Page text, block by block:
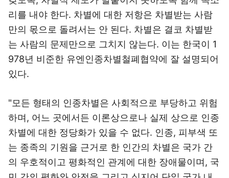
리를 내야 한다. 차별에 대한 저항은 차별받는 사람
만의 몫으로 돌려서는 안 된다. 차별은 결코 차별받
는 사람의 문제만으로 그치지 않는다. 이는 한국이 1
978년 비준한 유엔인종차별철폐협약에 잘 설명되어
있다.
"모든 형태의 인종차별은 사회적으로 부당하고 위험
하며, 어느 곳에서든 이론상으로나 실제 상으로 인종
차별에 대한 정당화가 있을 수 없다. 인종, 피부색 또
는 종족의 기원을 근거로 한 인간의 차별은 국가 간
의 우호적이고 평화적인 관계에 대한 장애물이며, 국